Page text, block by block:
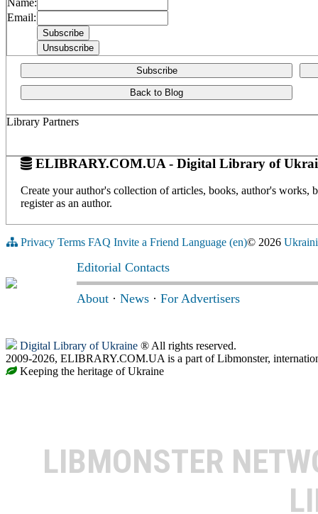
Name:
Email:
Subscribe
Back to Blog
Library Partners
ELIBRARY.COM.UA - Digital Library of
Create your author's collection of articles, books, author's
register as an author.
Privacy Terms FAQ Invite a Friend Language (en)© 2026
Editorial Contacts
About · News · For Advertisers
Digital Library of Ukraine ® All rights reserved.
2009-2026, ELIBRARY.COM.UA is a part of Libmonster,
Keeping the heritage of Ukraine
LIBMONSTER